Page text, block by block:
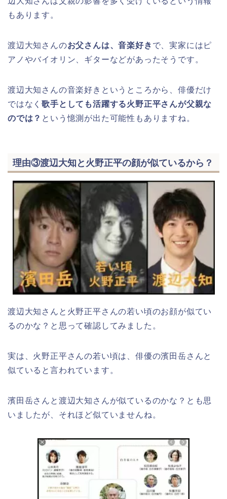
もあります。
渡辺大知さんのお父さんは、音楽好き で、実家にはピ
アノやバイオリン、ギターなどがあったそうです。
渡辺大知さんの音楽好きというところから、俳優だけ
ではなく歌手としても活躍する火野正平さんが父親な
のでは？ という憶測が出た可能性もありますね。
理由③渡辺大知と火野正平の顔が似ているから？
渡辺大知さんと火野正平さんの若い頃のお顔が似てい
るのかな？と思って確認してみました。
実は、火野正平さんの若い頃は、俳優の濱田岳さんと
似ていると言われています。
濱田岳さんと渡辺大知さんが似ているのかな？とも思
いましたが、それほど似ていませんね。